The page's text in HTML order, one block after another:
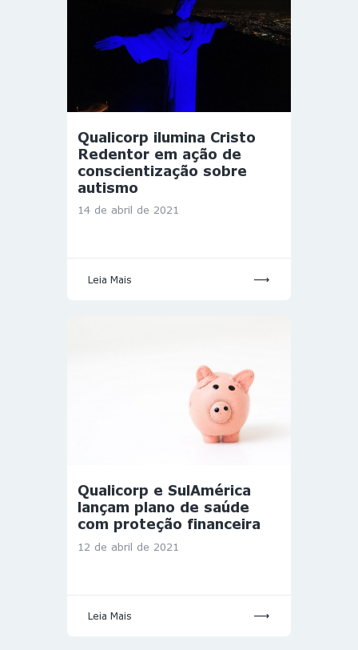
Qualicorp ilumina Cristo
Redentor em ação de
conscientização sobre
autismo
14 de abril de 2021
Leia Mais
Qualicorp e SulAmérica
lançam plano de saúde
com proteção financeira
12 de abril de 2021
Leia Mais